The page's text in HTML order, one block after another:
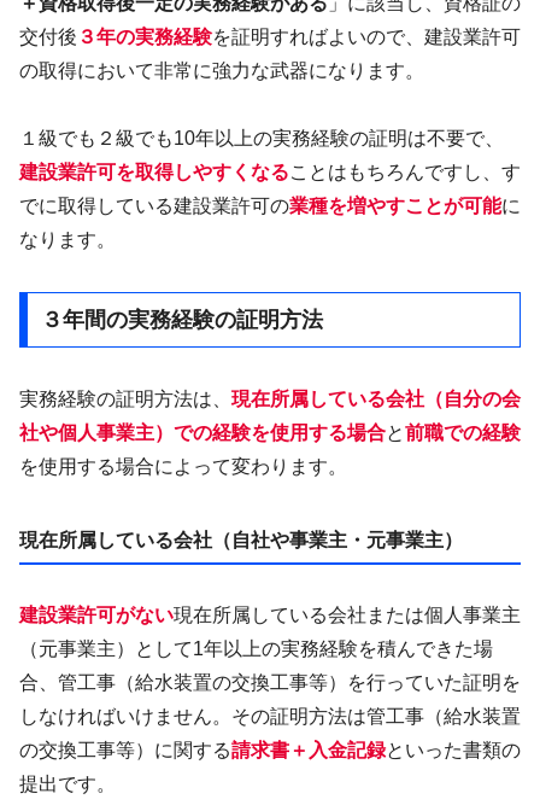
交付後 ３年の実務経験を証明すればよいので、建設業許可
の取得において非常に強力な武器になります。
１級でも２級でも10年以上の実務経験の証明は不要で、
建設業許可を取得しやすくなることはもちろんですし、す
でに取得している建設業許可の業種を増やすことが可能に
なります。
３年間の実務経験の証明方法
実務経験の証明方法は、 現在所属している会社（自分の会
社や個人事業主）での経験を使用する場合と前職での経験
を使用する場合によって変わります。
現在所属している会社（自社や事業主・元事業主）
建設業許可がない現在所属している会社または個人事業主
（元事業主）として1年以上の実務経験を積んできた場
合、管工事（給水装置の交換工事等）を行っていた証明を
しなければいけません。その証明方法は管工事（給水装置
の交換工事等）に関する請求書＋入金記録といった書類の
提出です。